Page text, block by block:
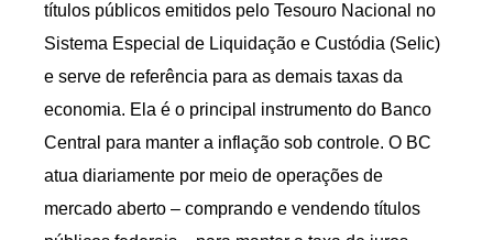
títulos públicos emitidos pelo Tesouro Nacional no
Sistema Especial de Liquidação e Custódia (Selic)
e serve de referência para as demais taxas da
economia. Ela é o principal instrumento do Banco
Central para manter a inflação sob controle. O BC
atua diariamente por meio de operações de
mercado aberto – comprando e vendendo títulos